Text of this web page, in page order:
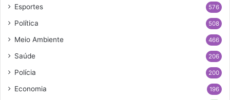
Esportes 576
Política 508
Meio Ambiente 466
Saúde 206
Polícia 200
Economia 196